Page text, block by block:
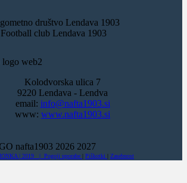
društvo Lendava 1903
Football club Lendava 1903
Kolodvorska ulica 7
9220 Lendava - Lendva
email: info@nafta1903.si
www: www.nafta1903.si
| 2019 | Pogoji uporabe Piškotki Zasebnost